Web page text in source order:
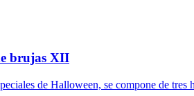
brujas XII
de Halloween, se compone de